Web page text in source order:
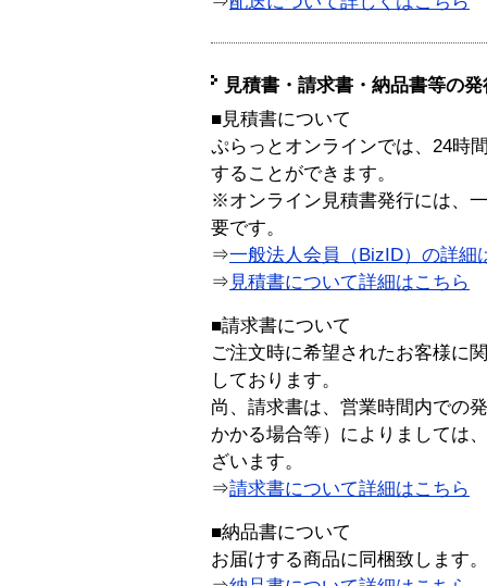
見積書・請求書・納品書等の
■見積書について
ぷらっとオンラインでは、24時
することができます。
※オンライン見積書発行には、
要です。
⇒一般法人会員（BizID）の詳細
⇒ 見積書について詳細はこちら
■請求書について
ご注文時に希望されたお客様に
しております。
尚、請求書は、営業時間内での
かかる場合等）によりましては
ざいます。
⇒請求書について詳細はこちら
■納品書について
お届けする商品に同梱致します。